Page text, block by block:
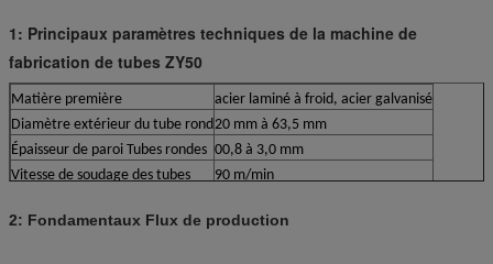
1: Principaux paramètres techniques de la machine de
fabrication de tubes ZY50
Matière première
acier laminé à froid, acier galvanisé
Diamètre extérieur du tube rond20 mm à 63,5 mm
Épaisseur de paroi Tubes rondes 00,8 à 3,0 mm
Vitesse de soudage des tubes
90 m/min
2: Fondamentaux Flux de production